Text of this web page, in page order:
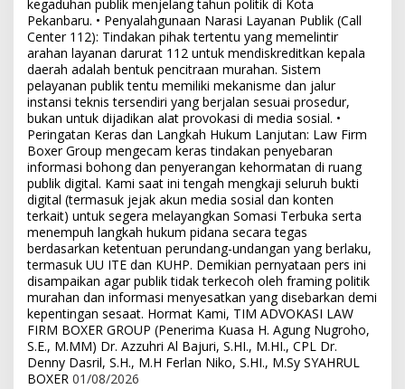
kegaduhan publik menjelang tahun politik di Kota
Pekanbaru. • Penyalahgunaan Narasi Layanan Publik (Call
Center 112): Tindakan pihak tertentu yang memelintir
arahan layanan darurat 112 untuk mendiskreditkan kepala
daerah adalah bentuk pencitraan murahan. Sistem
pelayanan publik tentu memiliki mekanisme dan jalur
instansi teknis tersendiri yang berjalan sesuai prosedur,
bukan untuk dijadikan alat provokasi di media sosial. •
Peringatan Keras dan Langkah Hukum Lanjutan: Law Firm
Boxer Group mengecam keras tindakan penyebaran
informasi bohong dan penyerangan kehormatan di ruang
publik digital. Kami saat ini tengah mengkaji seluruh bukti
digital (termasuk jejak akun media sosial dan konten
terkait) untuk segera melayangkan Somasi Terbuka serta
menempuh langkah hukum pidana secara tegas
berdasarkan ketentuan perundang-undangan yang berlaku,
termasuk UU ITE dan KUHP. Demikian pernyataan pers ini
disampaikan agar publik tidak terkecoh oleh framing politik
murahan dan informasi menyesatkan yang disebarkan demi
kepentingan sesaat. Hormat Kami, TIM ADVOKASI LAW
FIRM BOXER GROUP (Penerima Kuasa H. Agung Nugroho,
S.E., M.MM) Dr. Azzuhri Al Bajuri, S.HI., M.HI., CPL Dr.
Denny Dasril, S.H., M.H Ferlan Niko, S.HI., M.Sy SYAHRUL
BOXER 01/08/2026